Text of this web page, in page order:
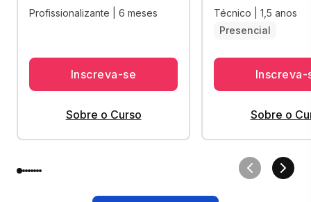
Profissionalizante | 6 meses
Inscreva-se
Sobre o Curso
Técnico | 1,5 anos
Presencial
Inscreva-
Sobre o